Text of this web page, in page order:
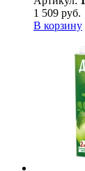
1 509 руб.
В корзину